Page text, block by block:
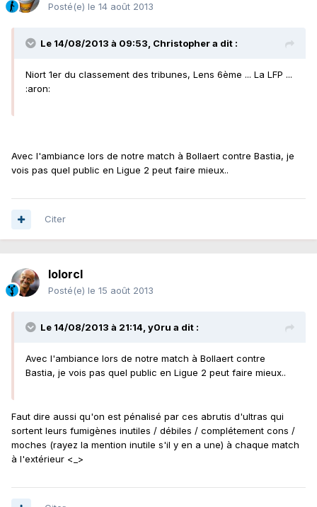
Posté(e) le 14 août 2013
Le 14/08/2013 à 09:53, Christopher a dit :
Niort 1er du classement des tribunes, Lens 6ème ... La LFP ...
:aron:
Avec l'ambiance lors de notre match à Bollaert contre Bastia, je
vois pas quel public en Ligue 2 peut faire mieux..
Citer
lolorcl
Posté(e) le 15 août 2013
Le 14/08/2013 à 21:14, y0ru a dit :
Avec l'ambiance lors de notre match à Bollaert contre
Bastia, je vois pas quel public en Ligue 2 peut faire mieux..
Faut dire aussi qu'on est pénalisé par ces abrutis d'ultras qui
sortent leurs fumigènes inutiles / débiles / complétement cons /
moches (rayez la mention inutile s'il y en a une) à chaque match
à l'extérieur <_>